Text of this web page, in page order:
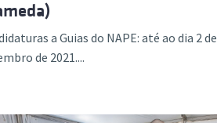
a Guias do NAPE: até ao dia 2 de
de 2021....